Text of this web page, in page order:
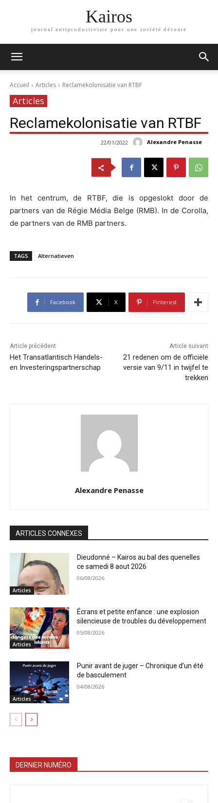
Kairos
journal antiproductiviste pour une société décente
Accueil Articles Reclamekolonisatie van RTBF
Articles
Reclamekolonisatie van RTBF
Alexandre Penasse
22/01/2022
In het centrum, de RTBF, die is opgeslokt door de
partners van de Régie Média Belge (RMB). In de Corolla,
de partners van de RMB partners.
TAGS Alternatieven
Facebook X Pinterest
Article précédent
Het Transatlantisch Handels-
en Investeringspartnerschap
Article suivant
21 redenen om de officiële
versie van 9/11 in twijfel te
trekken
Alexandre Penasse
ARTICLES CONNEXES
Articles
Dieudonné – Kairos au bal des quenelles
ce samedi 8 aout 2026
06/08/2026
Articles
Écrans et petite enfance : une explosion
silencieuse de troubles du développement
05/08/2026
Articles
Punir avant de juger – Chronique d’un été
de basculement
04/08/2026
DERNIER NUMÉRO